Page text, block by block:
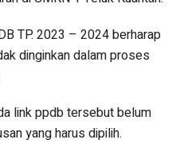
TP. 2023 – 2024 berharap
dinginkan dalam proses
link ppdb tersebut belum
yang harus dipilih.